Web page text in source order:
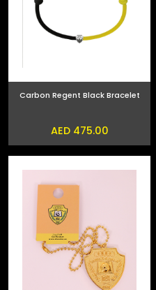
Carbon Regent Black Bracelet
AED 475.00